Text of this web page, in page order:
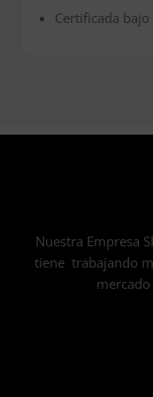
Certificada
Nuestra Empresa
tiene trabajando